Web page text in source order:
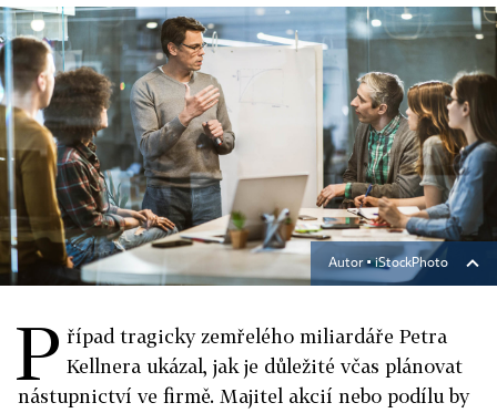
Autor ▪iStockPhoto
P řípad tragicky zemřelého miliardáře Petra
Kellnera ukázal, jak je důležité včas plánovat
nástupnictví ve firmě. Majitel akcií nebo podílu by